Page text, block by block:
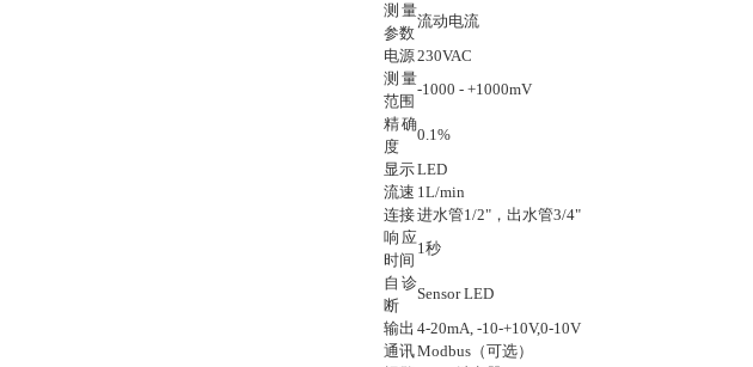
测量
参数
流动电流
电源230VAC
测量
范围
-1000 - +1000mV
精确
度
0.1%
显示LED
流速 1L/min
连接进水管1/2"，出水管3/4"
响应
时间
1秒
自诊
断
Sensor LED
输出 4-20mA, -10-+10V,0-10V
通讯Modbus（可选）